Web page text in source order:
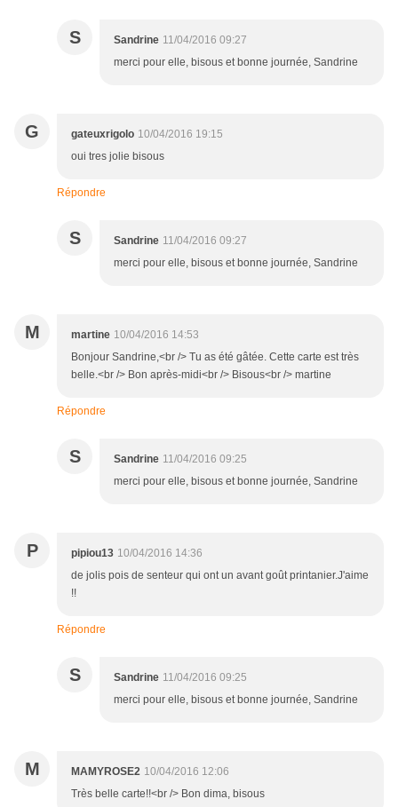
S Sandrine 11/04/2016 09:27
merci pour elle, bisous et bonne journée, Sandrine
G gateuxrigolo 10/04/2016 19:15
oui tres jolie bisous
Répondre
S Sandrine 11/04/2016 09:27
merci pour elle, bisous et bonne journée, Sandrine
M martine 10/04/2016 14:53
Bonjour Sandrine,<br /> Tu as été gâtée. Cette carte est très
belle.<br /> Bon après-midi<br /> Bisous<br /> martine
Répondre
S Sandrine 11/04/2016 09:25
merci pour elle, bisous et bonne journée, Sandrine
P pipiou13 10/04/2016 14:36
de jolis pois de senteur qui ont un avant goût printanier.J'aime
!!
Répondre
S Sandrine 11/04/2016 09:25
merci pour elle, bisous et bonne journée, Sandrine
M MAMYROSE2 10/04/2016 12:06
Très belle carte!!<br /> Bon dima, bisous